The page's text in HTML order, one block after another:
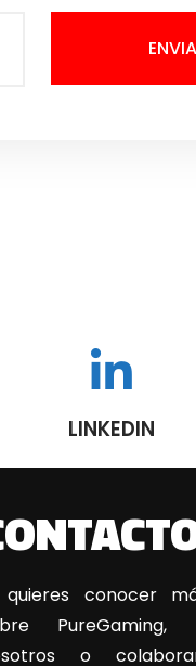
LINKEDIN
quieres conocer
o